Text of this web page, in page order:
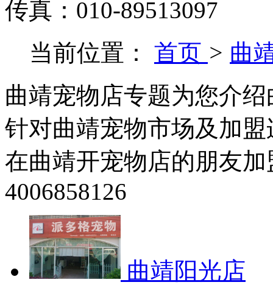
传真：010-89513097
当前位置： 首页 > 曲
曲靖宠物店专题为您介
针对曲靖宠物市场及加
在曲靖开宠物店的朋友
4006858126
曲靖阳光店